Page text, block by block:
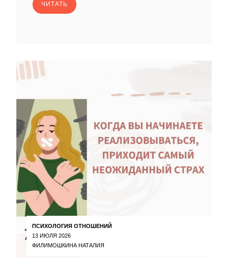
ЧИТАТЬ
ПСИХОЛОГИЯ ОТНОШЕНИЙ
13 ИЮЛЯ 2026
ФИЛИМОШКИНА НАТАЛИЯ